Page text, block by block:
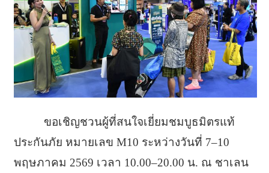
ขอเชิญชวนผู้ที่สนใจเยี่ยมชมบูธมิตรแท้
ประกันภัย หมายเลข M10 ระหว่างวันที่ 7–10
พฤษภาคม 2569 เวลา 10.00–20.00 น. ณ ชาเลน